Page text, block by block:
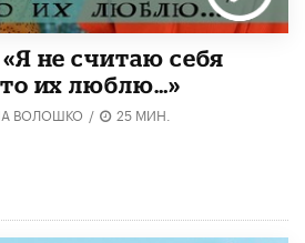
не считаю себя
их люблю…»
ВОЛОШКО / 25 МИН.